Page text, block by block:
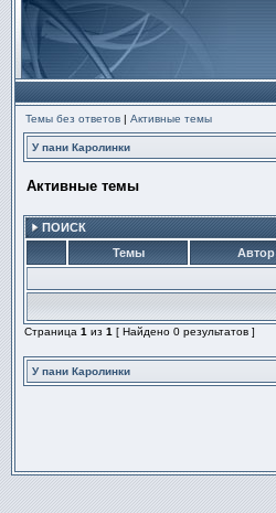
Темы без ответов | Активные темы
У пани Каролинки
Активные темы
ПОИСК
Темы
Автор
Страница 1 из 1 [ Найдено 0 результатов ]
У пани Каролинки